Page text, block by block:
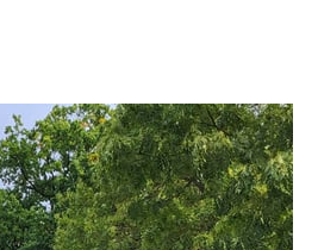
głośność.